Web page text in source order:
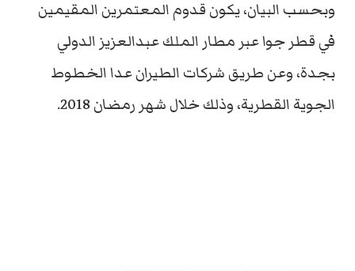
وبحسب البيان، يكون قدوم المعتمرين المقيمين
في قطر جوا عبر مطار الملك عبدالعزيز الدولي
بجدة، وعن طريق شركات الطيران عدا الخطوط
الجوية القطرية، وذلك خلال شهر رمضان 2018.